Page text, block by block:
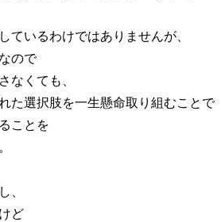
ているわけではありませんが、
ので
なくても、
た選択肢を一生懸命取り組むことで
ことを
、
ど